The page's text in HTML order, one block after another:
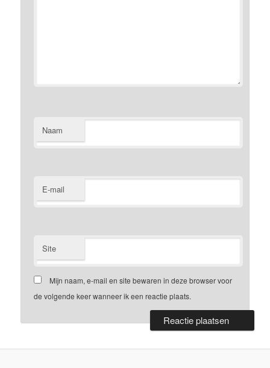
Naam
E-mail
Site
Mijn naam, e-mail en site bewaren in deze browser voor
de volgende keer wanneer ik een reactie plaats.